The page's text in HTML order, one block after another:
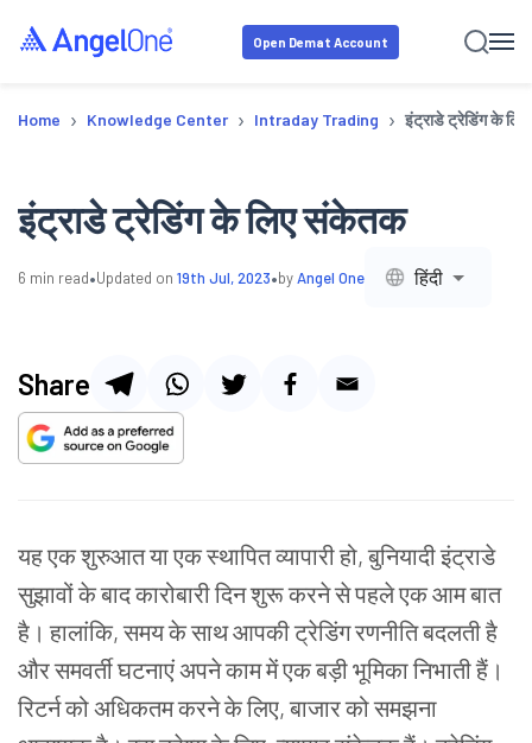
Open Demat Account
Home › Knowledge Center › Intraday Trading › इंट्राडे ट्रेडिंग के
इंट्राडे ट्रेडिंग के लिए संकेतक
6 min read•Updated on 19th Jul, 2023•byAngel One हिंदी
Share
यहएकशुरुआतयाएकस्थापितव्यापारीहो,बुनियादीइंट्राडे
सुझावोंकेबादकारोबारीदिनशुरूकरनेसेपहलेएकआमबात
है। हालांकि,समयकेसाथआपकीट्रेडिंगरणनीतिबदलतीहै
औरसमवर्तीघटनाएंअपनेकाममेंएकबड़ीभूमिकानिभातीहैं।
रिटर्नकोअधिकतमकरनेकेलिए,बाजारकोसमझना